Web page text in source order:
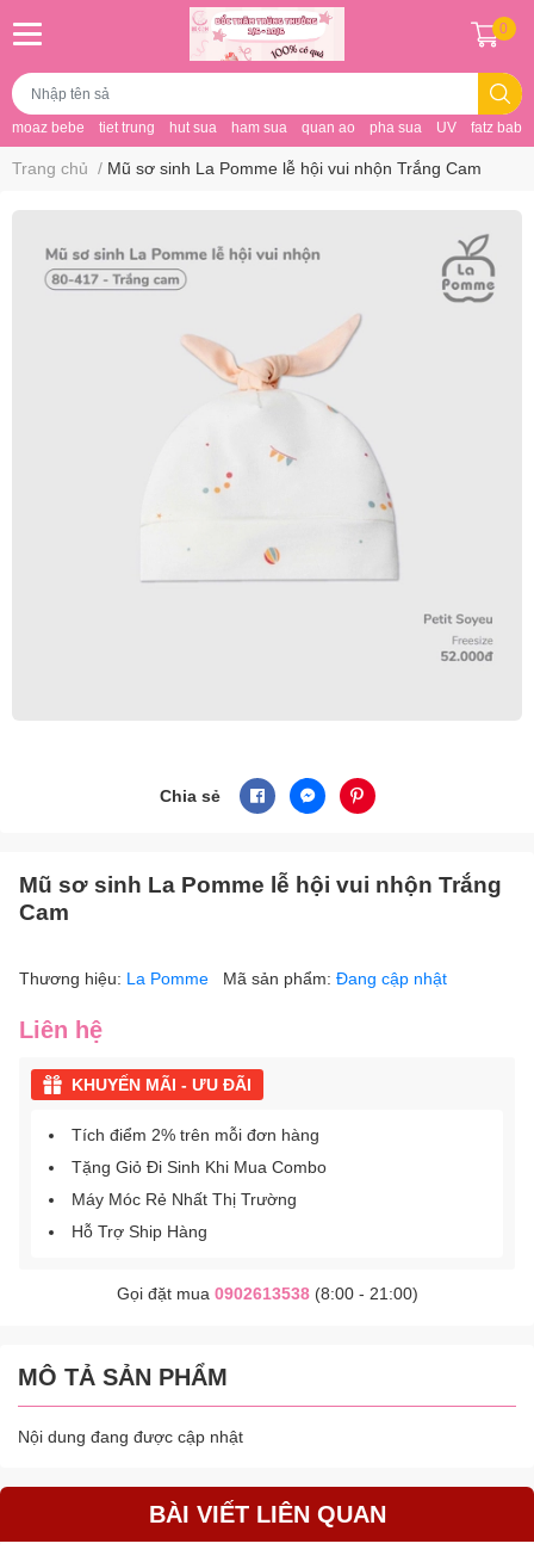
moaz bebe tiet trung hut sua ham sua quan ao pha sua UV fatz baby
0
Trang chủ / Mũ sơ sinh La Pomme lễ hội vui nhộn Trắng Cam
Chia sẻ
Mũ sơ sinh La Pomme lễ hội vui nhộn Trắng
Cam
Thương hiệu: La Pomme Mã sản phẩm: Đang cập nhật
Liên hệ
KHUYẾN MÃI - ƯU ĐÃI
Tích điểm 2% trên mỗi đơn hàng
Tặng Giỏ Đi Sinh Khi Mua Combo
Máy Móc Rẻ Nhất Thị Trường
Hỗ Trợ Ship Hàng
Gọi đặt mua 0902613538(8:00 - 21:00)
MÔ TẢ SẢN PHẨM
Nội dung đang được cập nhật
BÀI VIẾT LIÊN QUAN